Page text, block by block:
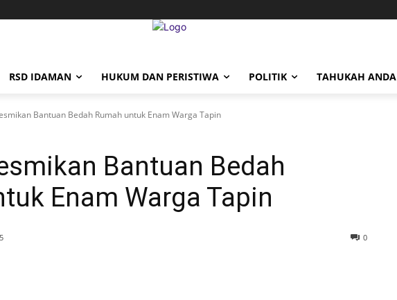
RSD IDAMAN HUKUM DAN PERISTIWA POLITIK TAHUKAH ANDA
Bantuan Bedah Rumah untuk Enam Warga Tapin
Bantuan Bedah
Enam Warga Tapin
0